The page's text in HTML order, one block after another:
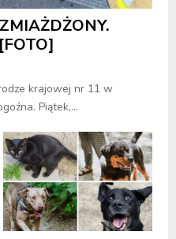
krajowej nr 11 w
Piątek,...